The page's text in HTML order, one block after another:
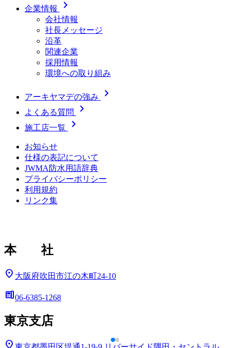
企業情報
chevron_right
会社情報
社長メッセージ
沿革
関連企業
採用情報
環境への取り組み
アーキヤマデの強み chevron_right
よくある質問 chevron_right
施工店一覧 chevron_right
お知らせ
仕様の表記について
JWMA防水用語辞典
プライバシーポリシー
利用規約
リンク集
本 社
location_on 大阪府吹田市江の木町24-10
deskphone06-6385-1268
東京支店
location_on